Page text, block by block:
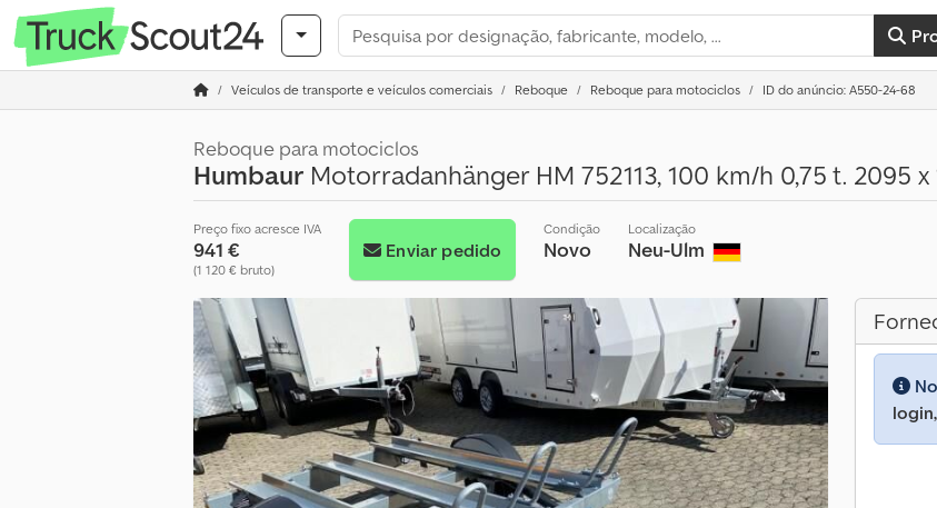
Veículos de transporte e veículos comerciais Reboque Reboque para motociclos ID do anúncio: A550-24-68
Reboque para motociclos
Humbaur Motorradanhänger HM 752113, 100 km/h 0,75 t. 2095 x
Preço fixo acresce IVA
941 €
(1 120 € bruto)
Enviar pedido
Condição
Novo
Localização
Neu-Ulm
login,